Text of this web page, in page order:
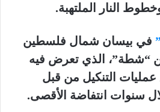
النار الملتهبة.
في بيسان شمال فلسطين
“شطة”، الذي تعرض فيه
عمليات التنكيل من قبل
سنوات انتفاضة الأقصى.